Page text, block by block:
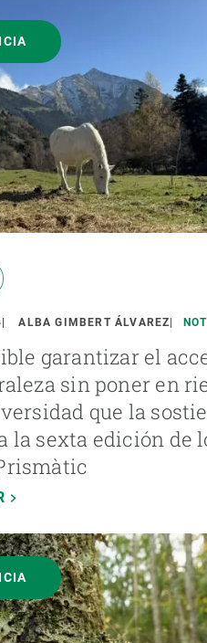
ALBA GIMBERT ÁLVAREZ
garantizar el
sin poner en
que la
la sexta edición de